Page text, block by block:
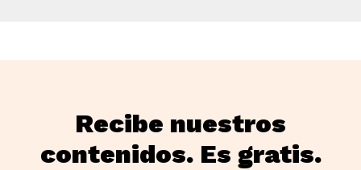
Recibe nuestros
contenidos. Es gratis.